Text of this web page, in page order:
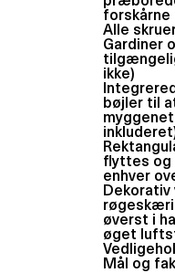
forskårne
Alle
Gardiner
ikke)
bøjler til
flyttes og
enhver
Dekorativ
øverst i
øget
Mål og